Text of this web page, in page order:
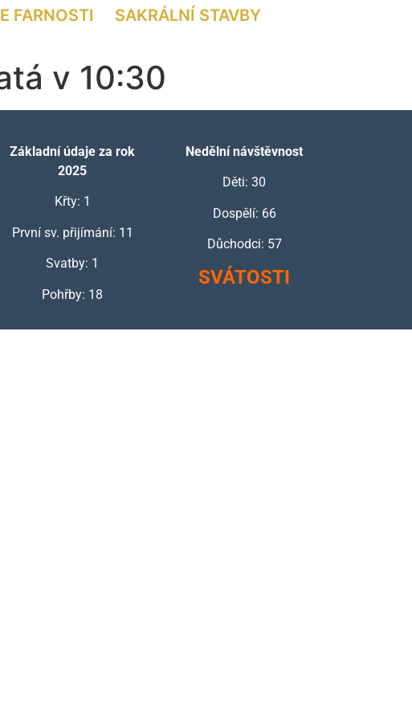
FARNOSTI
SAKRÁLNÍ STAVBY
v 10:30
Základní údaje za rok
2025
Křty: 1
První sv. přijímání: 11
Svatby: 1
Pohřby: 18
Nedělní návštěvnost
Děti: 30
Dospělí: 66
Důchodci: 57
SVÁTOSTI